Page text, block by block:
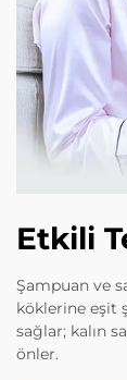
Etkili
Şampuan ve
köklerine eşit
sağlar; kalın
önler.